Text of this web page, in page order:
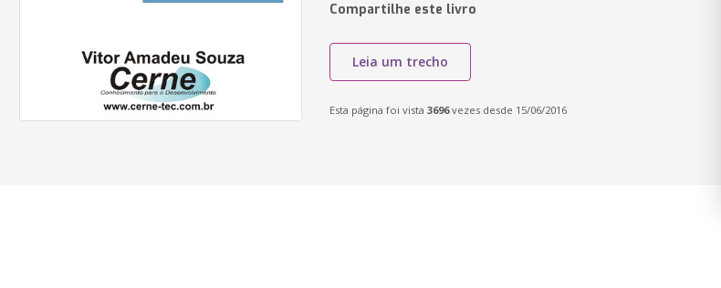
Compartilhe este livro
Leia um trecho
Esta página foi vista 3696vezes desde 15/06/2016